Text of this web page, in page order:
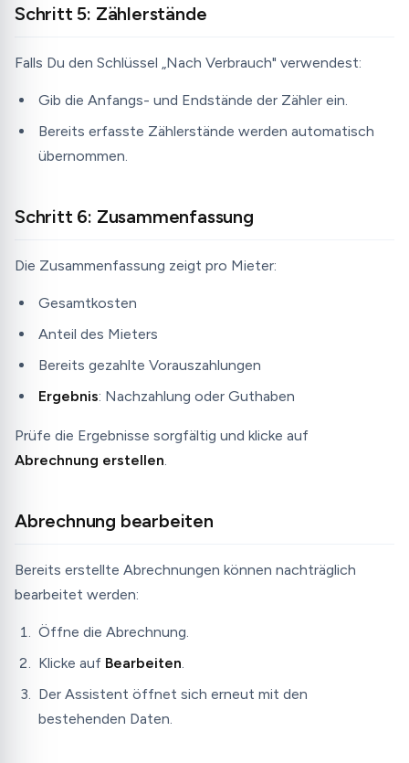
Schritt 5: Zählerstände
Falls Du den Schlüssel „Nach Verbrauch" verwendest:
Gib die Anfangs- und Endstände der Zähler ein.
Bereits erfasste Zählerstände werden automatisch
übernommen.
Schritt 6: Zusammenfassung
Die Zusammenfassung zeigt pro Mieter:
Gesamtkosten
Anteil des Mieters
Bereits gezahlte Vorauszahlungen
Ergebnis: Nachzahlung oder Guthaben
Prüfe die Ergebnisse sorgfältig und klicke auf
Abrechnung erstellen
Abrechnung bearbeiten
Bereits erstellte Abrechnungen können nachträglich
bearbeitet werden:
Öffne die Abrechnung.
Klicke auf Bearbeiten
Der Assistent öffnet sich erneut mit den
bestehenden Daten.